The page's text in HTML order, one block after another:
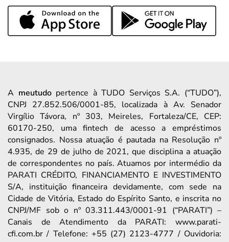
A meutudopertence à TUDO Serviços S.A. (“TUDO”),
CNPJ 27.852.506/0001-85, localizada à Av. Senador
Virgílio Távora, nº 303, Meireles, Fortaleza/CE, CEP:
60170-250, uma fintech de acesso a empréstimos
consignados. Nossa atuação é pautada na Resolução nº
4.935, de 29 de julho de 2021, que disciplina a atuação
de correspondentes no país. Atuamos por intermédio da
PARATI CRÉDITO, FINANCIAMENTO E INVESTIMENTO
S/A, instituição financeira devidamente, com sede na
Cidade de Vitória, Estado do Espírito Santo, e inscrita no
CNPJ/MF sob o nº 03.311.443/0001-91 (“PARATI”) –
Canais de Atendimento da PARATI: www.parati-
cfi.com.br / Telefone: +55 (27) 2123-4777 / Ouvidoria: